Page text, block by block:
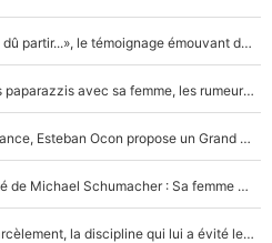
F1 : « Je lui ai fait un câlin, puis j’ai dû partir...», le témoignage émouvant de Max Verstappen sur sa fille
F1 : Charles Leclerc surpris par les paparazzis avec sa femme, les rumeurs étaient vraies !
Comme pour le final du Tour de France, Esteban Ocon propose un Grand Prix de Formule 1 à Paris : «Autour de l’Arc de Triomphe, ce serait génial» !
Nouvelle rumeur autour de la santé de Michael Schumacher : Sa femme Corinna sort du silence
F1 - Lewis Hamilton victime de harcèlement, la discipline qui lui a évité le pire : «J'aurais probablement mal tourné»